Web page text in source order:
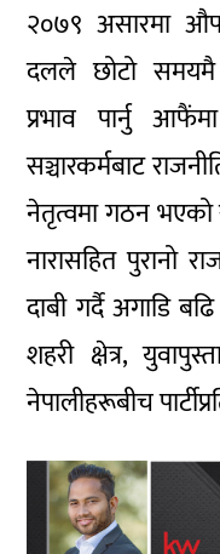
२०७९ असारमा
दलले छोटो समयमै
प्रभाव पार्नु
सञ्चारकर्मबाट
नेतृत्वमा गठन भएको
नारासहित पुरानो
दाबी गर्दै अगाडि
शहरी क्षेत्र,
नेपालीहरूबीच